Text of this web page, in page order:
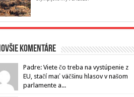
komentáre
Padre: Viete čo treba na vystúpenie z
EU, stačí mať väčšinu hlasov v našom
parlamente a...